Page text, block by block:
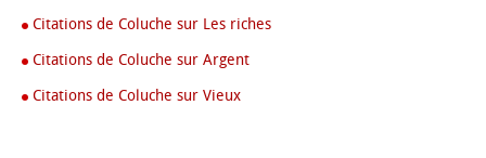
Citations de Coluche sur Les riches
Citations de Coluche sur Argent
Citations de Coluche sur Vieux